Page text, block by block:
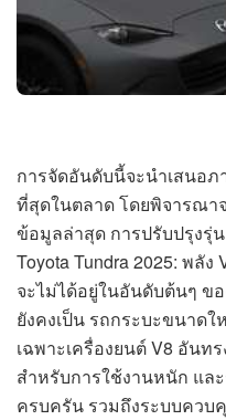
การจัดอันดับนี้จะนำเสนอ
ที่สุดในตลาด โดยพิจารณา
ข้อมูลล่าสุด การปรับปรุงรุ่
Toyota Tundra 2025: พลั
จะไม่ได้อยู่ในอันดับต้นๆ ขอ
ยังคงเป็น รถกระบะขนาด
เฉพาะเครื่องยนต์ V8 อันท
สำหรับการใช้งานหนัก แล
ครบครัน รวมถึงระบบควบ